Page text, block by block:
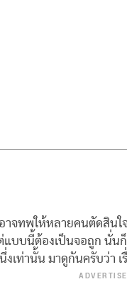
าจทพให้หลายคนตัดสินใ
บบนี้ต้องเป็นจอถูก นั่น
เท่านั้น มาดูกันครับว่า